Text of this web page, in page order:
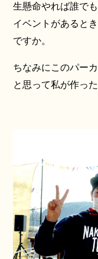
生懸命やれば誰で
イベントがあると
ですか。
ちなみにこのパー
と思って私が作っ